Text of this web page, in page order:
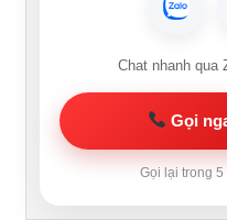
Chat nhanh qua
Gọi
Gọi lại trong 5